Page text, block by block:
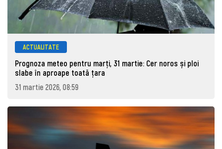
ACTUALITATE
Prognoza meteo pentru marţi, 31 martie: Cer noros și ploi
slabe în aproape toată țara
31 martie 2026, 08:59